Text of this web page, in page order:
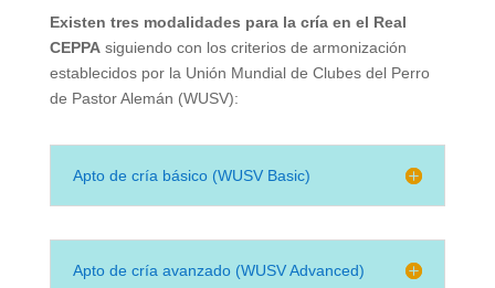
Existen tres modalidades para la cría en el Real
CEPPAsiguiendo con los criterios de armonización
establecidos por la Unión Mundial de Clubes del Perro
de Pastor Alemán (WUSV):
Apto de cría básico (WUSV Basic)
Apto de cría avanzado (WUSV Advanced)